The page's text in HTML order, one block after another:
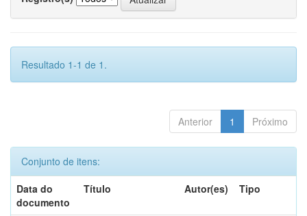
Resultado 1-1 de 1.
Anterior 1 Próximo
Conjunto de itens:
Data do
documento
Título Autor(es) Tipo